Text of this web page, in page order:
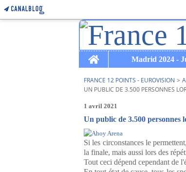
Home
Madrid 2024 -
FRANCE 12 POINTS - EUROVISION >
UN PUBLIC DE 3.500 PERSONNES
1 avril 2021
Un public de 3.500 personnes
Si les circonstances le
la finale, mais aussi lors des
Tout ceci dépend cependant de